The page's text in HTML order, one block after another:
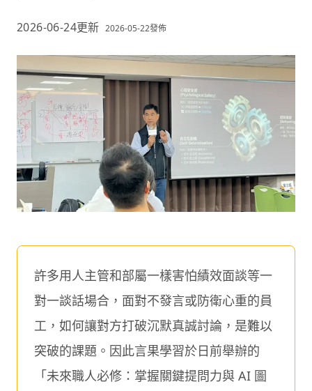
2026-06-24更新 2026-05-22發佈
許多用人主管和部屬一樣害怕績效面談等一
對一談話場合，面對不發言或防衛心重的員
工，如何讓對方打破沉默真誠討論，是難以
突破的課題。因此言果學習於日前舉辦的
「未來職人必修：掌握關鍵提問力與 AI 圖